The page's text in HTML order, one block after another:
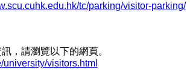
tc/parking/visitor-parking/
，請瀏覽以下的網頁。
visitors.html